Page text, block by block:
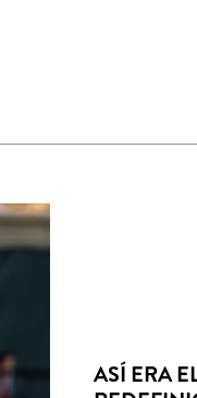
ASÍ ERA